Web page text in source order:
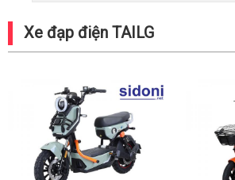
Xe đạp điện TAILG